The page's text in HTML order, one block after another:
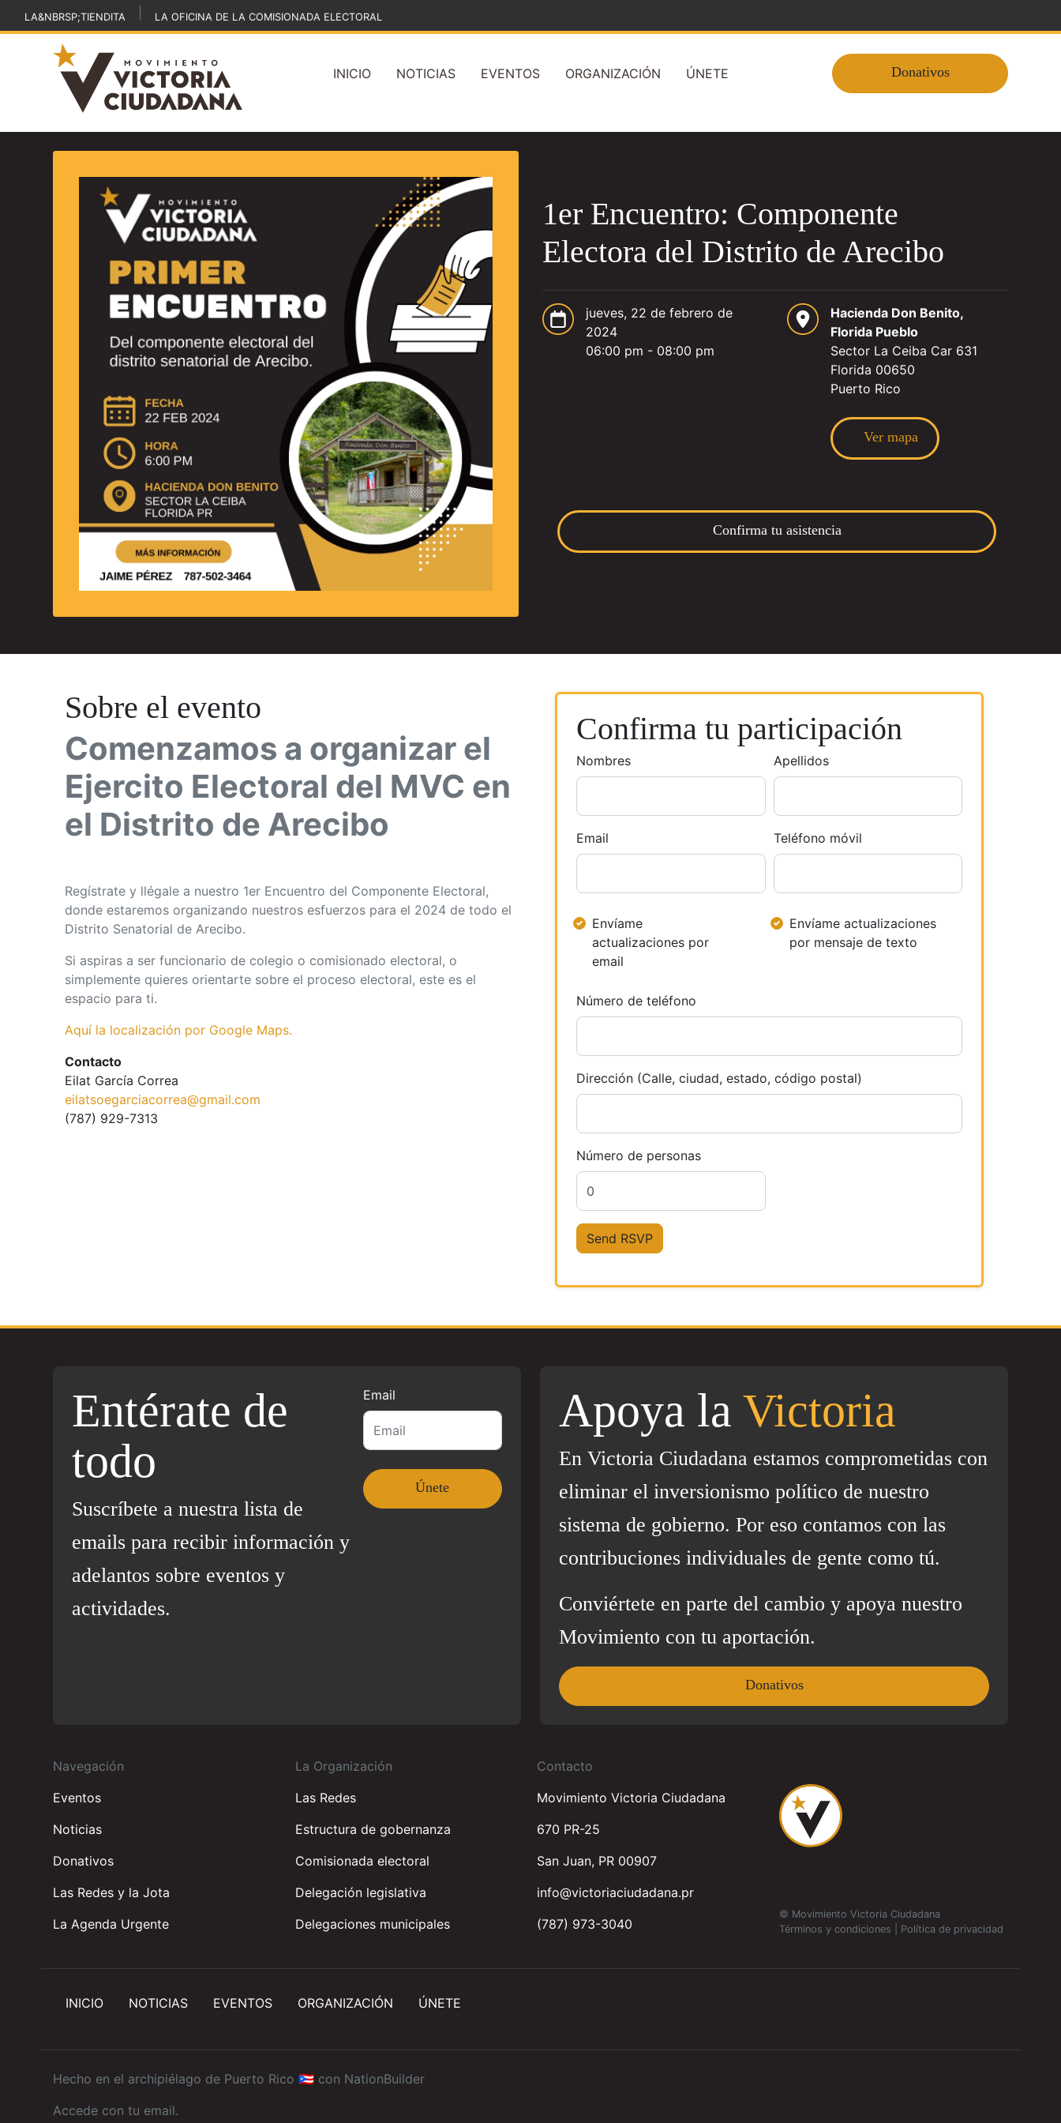
LA&NBRSP;TIENDITA LA OFICINA DE LA COMISIONADA ELECTORAL
INICIO NOTICIAS EVENTOS ORGANIZACIÓN ÚNETE Donativos
1er Encuentro: Componente
Electora del Distrito de Arecibo
jueves, 22 de febrero de
2024
06:00 pm - 08:00 pm
Hacienda Don Benito,
Florida Pueblo
Sector La Ceiba Car 631
Florida 00650
Puerto Rico
Ver mapa
Confirma tu asistencia
Sobre el evento
Comenzamos a organizar el
Ejercito Electoral del MVC en
el Distrito de Arecibo
Regístrate y llégale a nuestro 1er Encuentro del Componente Electoral,
donde estaremos organizando nuestros esfuerzos para el 2024 de todo el
Distrito Senatorial de Arecibo.
Si aspiras a ser funcionario de colegio o comisionado electoral, o
simplemente quieres orientarte sobre el proceso electoral, este es el
espacio para ti.
Aquí la localización por Google Maps.
Contacto
Eilat García Correa
eilatsoegarciacorrea@gmail.com
(787) 929-7313
Confirma tu participación
Nombres Apellidos
Email Teléfono móvil
Envíame
actualizaciones por
email
Envíame actualizaciones
por mensaje de texto
Número de teléfono
Dirección (Calle, ciudad, estado, código postal)
Número de personas
Entérate de
todo
Suscríbete a nuestra lista de
emails para recibir información y
adelantos sobre eventos y
actividades.
Email Apoya la Victoria
En Victoria Ciudadana estamos comprometidas con
eliminar el inversionismo político de nuestro
sistema de gobierno. Por eso contamos con las
contribuciones individuales de gente como tú.
Conviértete en parte del cambio y apoya nuestro
Movimiento con tu aportación.
Donativos
Navegación
Eventos
Noticias
Donativos
Las Redes y la Jota
La Agenda Urgente
La Organización
Las Redes
Estructura de gobernanza
Comisionada electoral
Delegación legislativa
Delegaciones municipales
Contacto
Movimiento Victoria Ciudadana
670 PR-25
San Juan, PR 00907
info@victoriaciudadana.pr
(787) 973-3040
© Movimiento Victoria Ciudadana
Términos y condiciones
Política de privacidad
INICIO NOTICIAS EVENTOS ORGANIZACIÓN ÚNETE
Hecho en el archipiélago de Puerto Rico 🇵🇷 con NationBuilder
Accede con tu email.